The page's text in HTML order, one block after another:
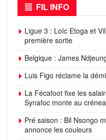
FIL INFO
Ligue 3 : Loïc Etoga et
première sortie
Belgique : James
Luis Figo réclame la
La Fécafoot fixe les
Synafoc monte au
Pré saison : Bil Nsongo
annonce les couleurs